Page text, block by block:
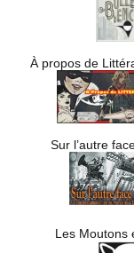
À propos de
Sur l’autre
Les Moutons